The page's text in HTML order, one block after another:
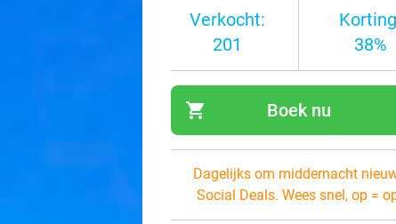
Verkocht:
201
38%
shopping_cart Boek nu
Dagelijks om middernacht
Social Deals. Wees snel, op =